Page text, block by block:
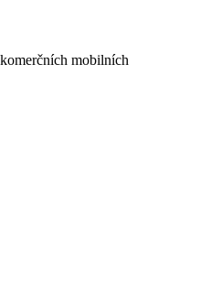
mobilních